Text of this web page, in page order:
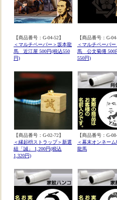
【商品番号： G-04-52】
＜マルチペーパー＞坂本龍
馬 近江屋 500円(税込550
円)
【商品番号： G-
＜マルチペーパ
馬 公文菊僊 500
550円)
【商品番号： G-02-72】
＜縁起枡ストラップ＞新選
組「誠」 1,200円(税込
1,320円)
【商品番号：G-
＜幕末オンネー
龍馬